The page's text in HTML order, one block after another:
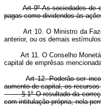
Art 9º As sociedades de
pagas como dividendos às
Art 10. O Ministro da
anterior, ou os demais
Art 11. O Conselho
capital de emprêsas
Art 12. Poderão ser
aumento de capital, os
§ 1º O resultado da correção
com intitulação própria, nela